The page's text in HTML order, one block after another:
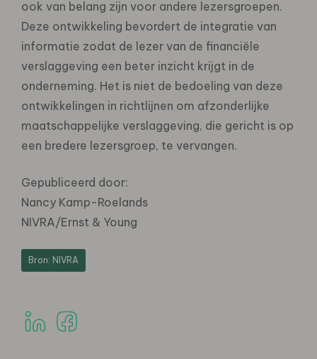
ook van belang zijn voor andere lezersgroepen.
Deze ontwikkeling bevordert de integratie van
informatie zodat de lezer van de financiële
verslaggeving een beter inzicht krijgt in de
onderneming. Het is niet de bedoeling van deze
ontwikkelingen in richtlijnen om afzonderlijke
maatschappelijke verslaggeving, die gericht is op
een bredere lezersgroep, te vervangen.
Gepubliceerd door:
Nancy Kamp-Roelands
NIVRA/Ernst & Young
Bron: NIVRA